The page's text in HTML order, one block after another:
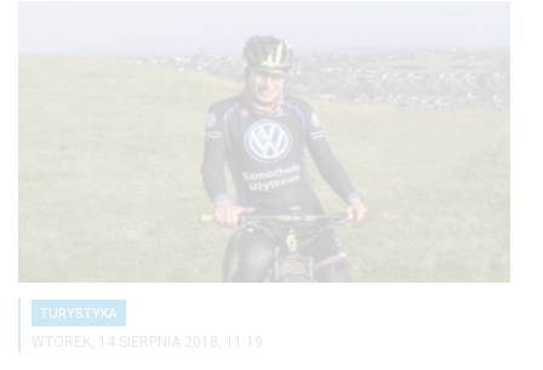
TURYSTYKA
WTOREK, 14 SIERPNIA 2018, 11:19